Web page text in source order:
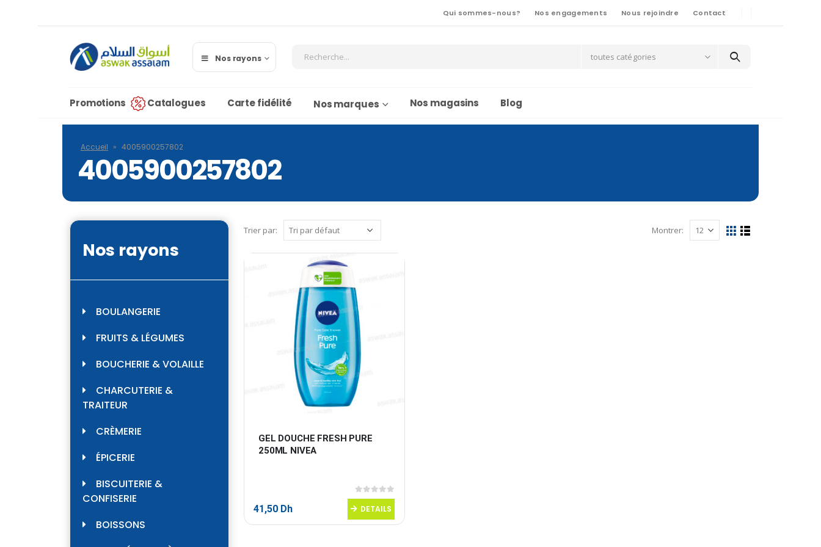
Qui sommes-nous? Nos engagements Nous rejoindre Contact
Nos rayons toutes catégories
Promotions Catalogues Carte fidélité Nos marques Nos magasins Blog
Accueil » 4005900257802
4005900257802
Trier par: Montrer:
GEL DOUCHE FRESH PURE
250ML NIVEA
0sur 5
41,50 Dh DETAILS
Nos rayons
BOULANGERIE
FRUITS & LÉGUMES
BOUCHERIE & VOLAILLE
CHARCUTERIE &
TRAITEUR
CRÈMERIE
ÉPICERIE
BISCUITERIE &
CONFISERIE
BOISSONS